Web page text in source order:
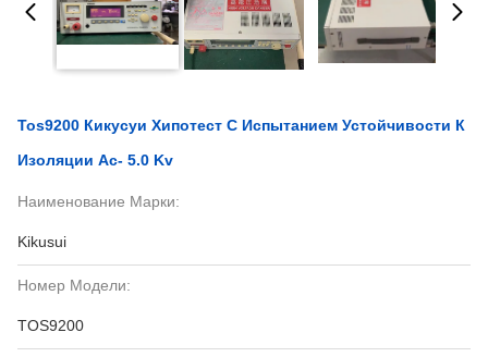
Tos9200 Кикусуи Хипотест С Испытанием Устойчивости К
Изоляции Ac- 5.0 Kv
Наименование Марки:
Kikusui
Номер Модели:
TOS9200